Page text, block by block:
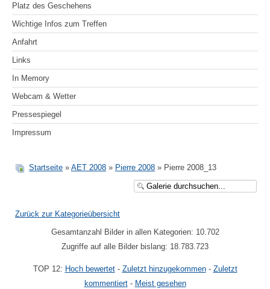
Platz des Geschehens
Wichtige Infos zum Treffen
Anfahrt
Links
In Memory
Webcam & Wetter
Pressespiegel
Impressum
Startseite » AET 2008 » Pierre 2008 » Pierre 2008_13
Zurück zur Kategorieübersicht
Gesamtanzahl Bilder in allen Kategorien: 10.702
Zugriffe auf alle Bilder bislang: 18.783.723
TOP 12: Hoch bewertet- Zuletzt hinzugekommen- Zuletzt
kommentiert- Meist gesehen